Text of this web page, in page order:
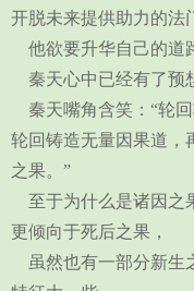
开脱未来提供助力的法
他欲要升华自己的道
秦天心中已经有了预
秦天嘴角含笑：“轮
轮回铸造无量因果道，
之果。”
至于为什么是诸因之
更倾向于死后之果，
虽然也有一部分新生